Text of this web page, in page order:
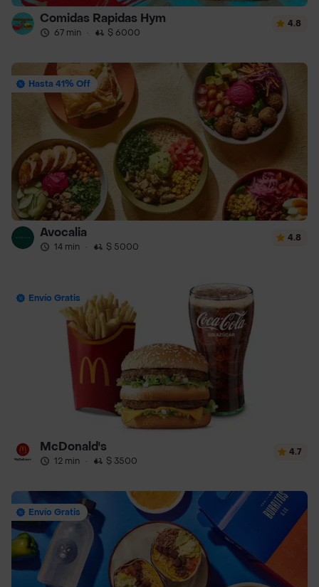
Comidas Rapidas Hym
67 min · $ 6000
4.8
Hasta 41% Off
Avocalia
14 min · $ 5000
4.8
Envío Gratis
McDonald's
12 min · $ 3500
4.7
Envío Gratis